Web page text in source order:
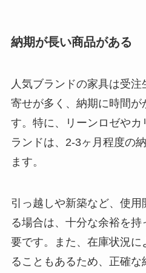
納期が長い商品がある
人気ブランドの家具は受注
寄せが多く、納期に時間が
す。特に、リーンロゼやカ
ランドは、2-3ヶ月程度の
ます。
引っ越しや新築など、使
る場合は、十分な余裕を
要です。また、在庫状況に
ることもあるため、正確